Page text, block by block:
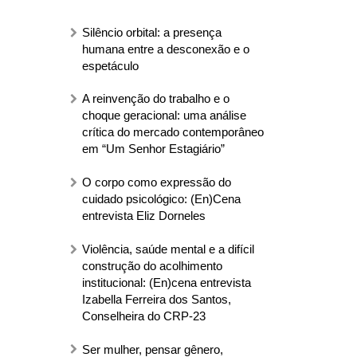
Silêncio orbital: a presença
humana entre a desconexão e o
espetáculo
A reinvenção do trabalho e o
choque geracional: uma análise
crítica do mercado contemporâneo
em “Um Senhor Estagiário”
O corpo como expressão do
cuidado psicológico: (En)Cena
entrevista Eliz Dorneles
Violência, saúde mental e a difícil
construção do acolhimento
institucional: (En)cena entrevista
Izabella Ferreira dos Santos,
Conselheira do CRP-23
Ser mulher, pensar gênero,